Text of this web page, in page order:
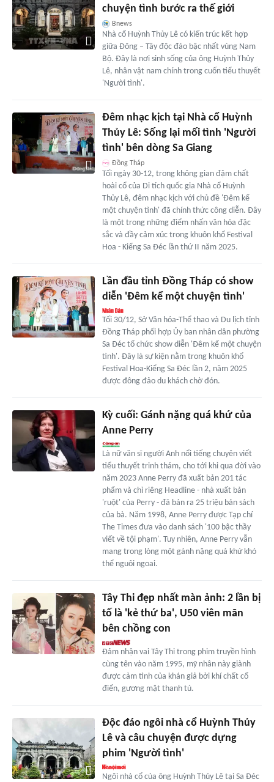
chuyện tình bước ra thế giới
Bnews
Nhà cổ Huỳnh Thủy Lê có kiến trúc kết hợp
giữa Đông – Tây độc đáo bậc nhất vùng Nam
Bộ. Đây là nơi sinh sống của ông Huỳnh Thủy
Lê, nhân vật nam chính trong cuốn tiểu thuyết
'Người tình'.
Đêm nhạc kịch tại Nhà cổ Huỳnh
Thủy Lê: Sống lại mối tình 'Người
tình' bên dòng Sa Giang
Đồng Tháp
Tối ngày 30-12, trong không gian đậm chất
hoài cổ của Di tích quốc gia Nhà cổ Huỳnh
Thủy Lê, đêm nhạc kịch với chủ đề 'Đêm kể
một chuyện tình' đã chính thức công diễn. Đây
là một trong những điểm nhấn văn hóa đặc
sắc và đầy cảm xúc trong khuôn khổ Festival
Hoa - Kiểng Sa Đéc lần thứ II năm 2025.
Lần đầu tỉnh Đồng Tháp có show
diễn 'Đêm kể một chuyện tình'
Tối 30/12, Sở Văn hóa-Thể thao và Du lịch tỉnh
Đồng Tháp phối hợp Ủy ban nhân dân phường
Sa Đéc tổ chức show diễn 'Đêm kể một chuyện
tình'. Đây là sự kiện nằm trong khuôn khổ
Festival Hoa-Kiểng Sa Đéc lần 2, năm 2025
được đông đảo du khách chờ đón.
Kỳ cuối: Gánh nặng quá khứ của
Anne Perry
Là nữ văn sĩ người Anh nổi tiếng chuyên viết
tiểu thuyết trinh thám, cho tới khi qua đời vào
năm 2023 Anne Perry đã xuất bản 201 tác
phẩm và chỉ riêng Headline - nhà xuất bản
'ruột' của Perry - đã bán ra 25 triệu bản sách
của bà. Năm 1998, Anne Perry được Tạp chí
The Times đưa vào danh sách '100 bậc thầy
viết về tội phạm'. Tuy nhiên, Anne Perry vẫn
mang trong lòng một gánh nặng quá khứ khó
thể nguôi ngoai.
Tây Thi đẹp nhất màn ảnh: 2 lần bị
tố là 'kẻ thứ ba', U50 viên mãn
bên chồng con
Đảm nhận vai Tây Thi trong phim truyền hình
cùng tên vào năm 1995, mỹ nhân này giành
được cảm tình của khán giả bởi khí chất cổ
điển, gương mặt thanh tú.
Độc đáo ngôi nhà cổ Huỳnh Thủy
Lê và câu chuyện được dựng
phim 'Người tình'
Ngôi nhà cổ của ông Huỳnh Thủy Lê tại Sa Đéc